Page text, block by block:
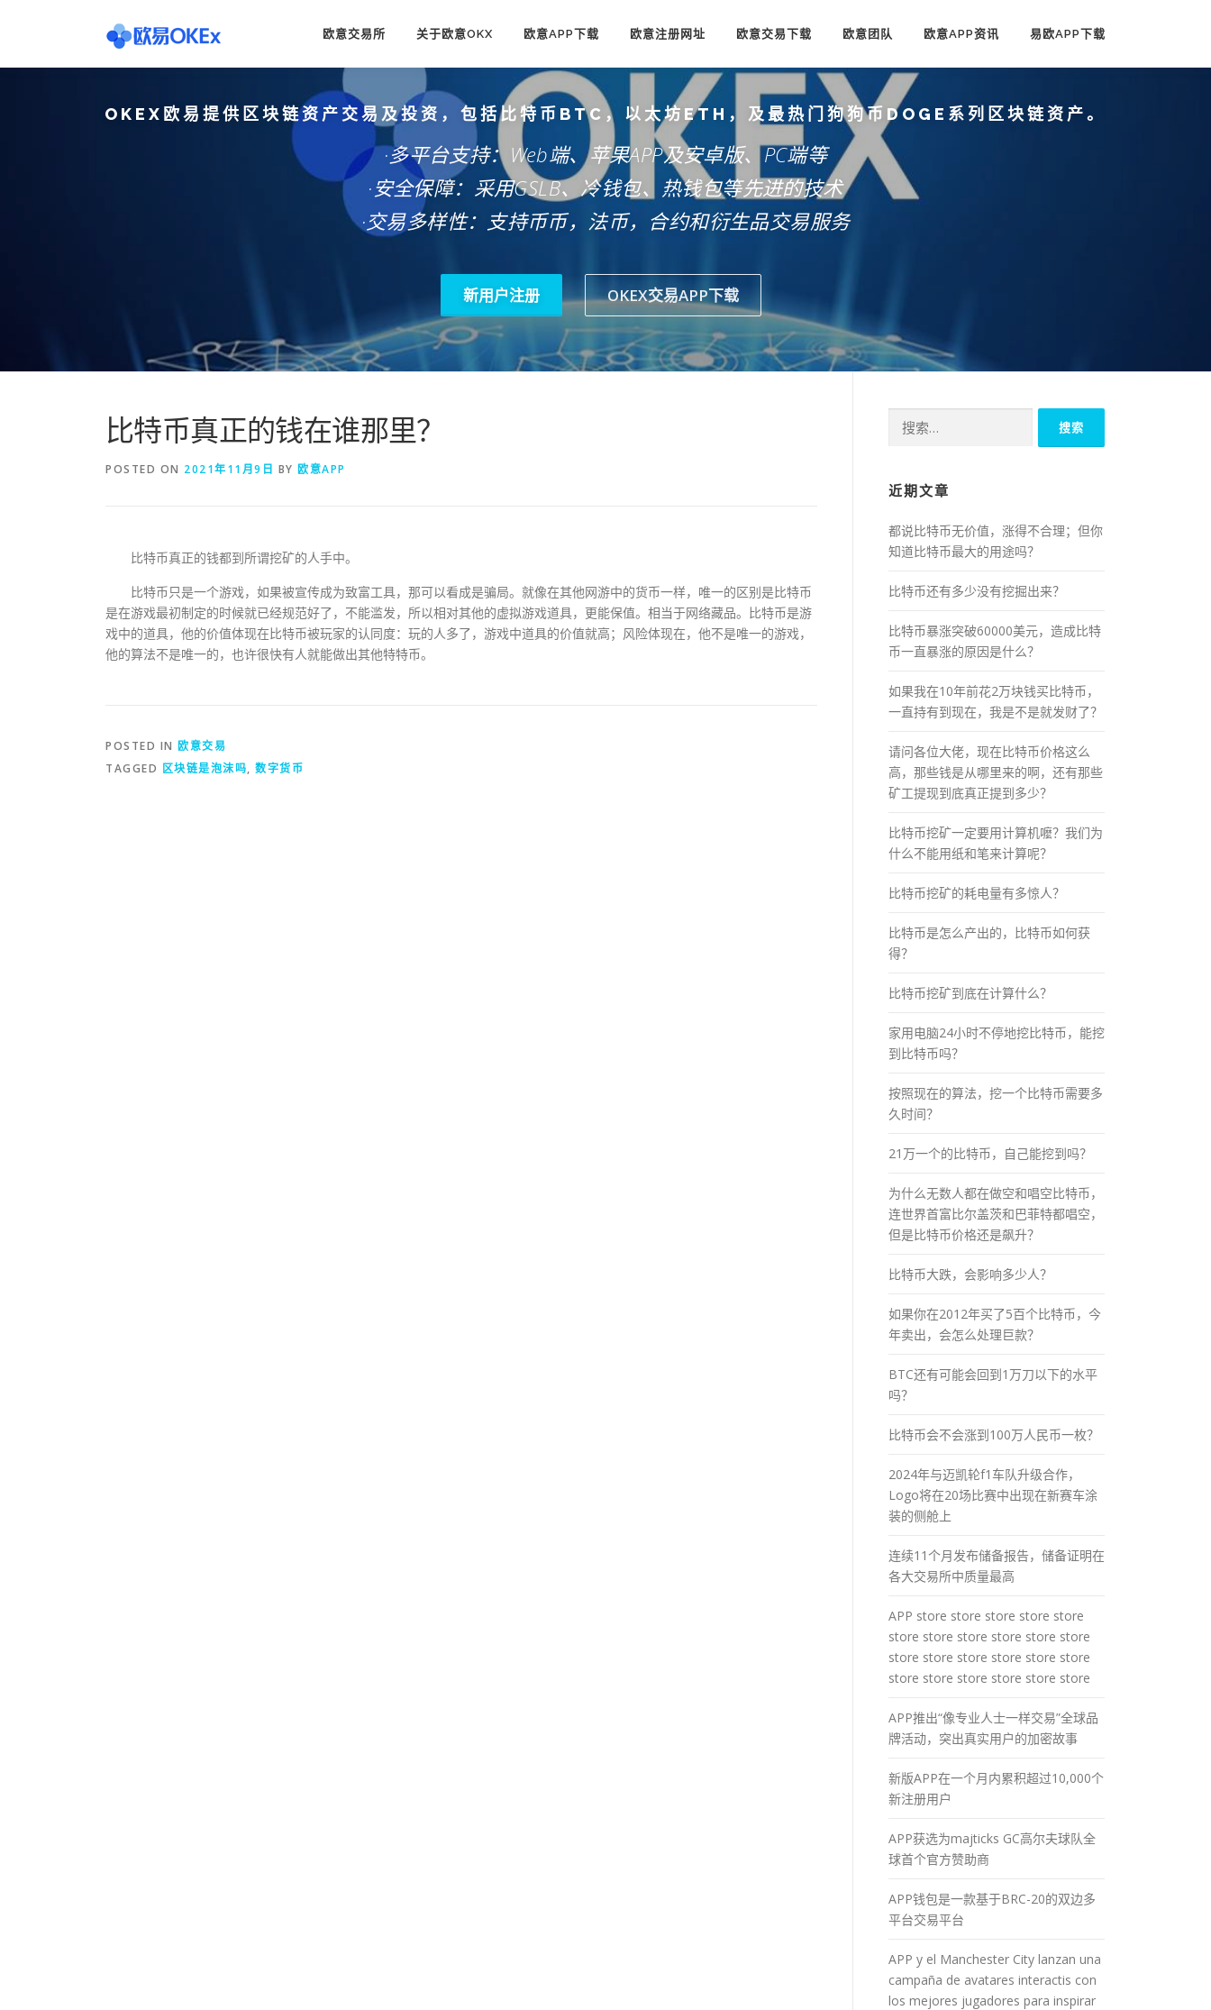
欧意交易所 关于欧意OKX 欧意APP下载 欧意注册网址 欧意交易下载 欧意团队 欧意APP资讯 易欧APP下载
OKEX欧易提供区块链资产交易及投资，包括比特币BTC，以太坊ETH，及最热门狗狗币DOGE系列区块链资产。
·多平台支持：Web端、苹果APP及安卓版、PC端等
·安全保障：采用GSLB、冷钱包、热钱包等先进的技术
·交易多样性：支持币币，法币，合约和衍生品交易服务
新用户注册 OKEX交易APP下载
比特币真正的钱在谁那里？
POSTED ON 2021年11月9日 BY 欧意APP
比特币真正的钱都到所谓挖矿的人手中。
比特币只是一个游戏，如果被宣传成为致富工具，那可以看成是骗局。就像在其他网游中的货币一样，唯一的区别是比特币
是在游戏最初制定的时候就已经规范好了，不能滥发，所以相对其他的虚拟游戏道具，更能保值。相当于网络藏品。比特币是游
戏中的道具，他的价值体现在比特币被玩家的认同度：玩的人多了，游戏中道具的价值就高；风险体现在，他不是唯一的游戏，
他的算法不是唯一的，也许很快有人就能做出其他特特币。
POSTED IN 欧意交易
TAGGED 区块链是泡沫吗, 数字货币
索：
近期文章
都说比特币无价值，涨得不合理；但你
知道比特币最大的用途吗？
比特币还有多少没有挖掘出来？
比特币暴涨突破60000美元，造成比特
币一直暴涨的原因是什么？
如果我在10年前花2万块钱买比特币，
一直持有到现在，我是不是就发财了？
请问各位大佬，现在比特币价格这么
高，那些钱是从哪里来的啊，还有那些
矿工提现到底真正提到多少？
比特币挖矿一定要用计算机嚒？我们为
什么不能用纸和笔来计算呢？
比特币挖矿的耗电量有多惊人？
比特币是怎么产出的，比特币如何获
得？
比特币挖矿到底在计算什么？
家用电脑24小时不停地挖比特币，能挖
到比特币吗？
按照现在的算法，挖一个比特币需要多
久时间？
21万一个的比特币，自己能挖到吗？
为什么无数人都在做空和唱空比特币，
连世界首富比尔盖茨和巴菲特都唱空，
但是比特币价格还是飙升？
比特币大跌，会影响多少人？
如果你在2012年买了5百个比特币，今
年卖出，会怎么处理巨款？
BTC还有可能会回到1万刀以下的水平
吗？
比特币会不会涨到100万人民币一枚？
2024年与迈凯轮f1车队升级合作，
Logo将在20场比赛中出现在新赛车涂
装的侧舱上
连续11个月发布储备报告，储备证明在
各大交易所中质量最高
APP store store store store store
store store store store store store
store store store store store store
store store store store store store
APP推出“像专业人士一样交易”全球品
牌活动，突出真实用户的加密故事
新版APP在一个月内累积超过10,000个
新注册用户
APP获选为majticks GC高尔夫球队全
球首个官方赞助商
APP钱包是一款基于BRC-20的双边多
平台交易平台
APP y el Manchester City lanzan una
campaña de avatares interactis con
los mejores jugadores para inspirar